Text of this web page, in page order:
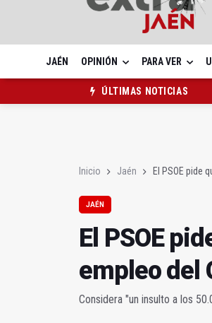
JAÉN OPINIÓN PARA VER
ÚLTIMAS NOTICIAS
Inicio Jaén El PSOE pide
JAÉN
El PSOE
empleo del
Considera "un insulto a los